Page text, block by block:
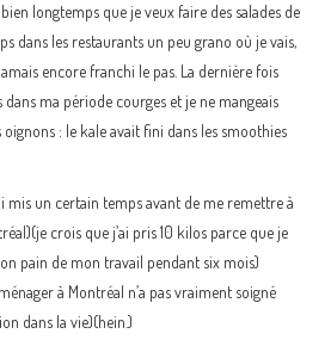
longtemps que je veux faire des salades de
dans les restaurants un peu grano où je vais,
encore franchi le pas. La dernière fois
dans ma période courges et je ne mangeais
: le kale avait fini dans les smoothies
mis un certain temps avant de me remettre à
crois que j’ai pris 10 kilos parce que je
pain de mon travail pendant six mois)
à Montréal n’a pas vraiment soigné
dans la vie)(hein.)